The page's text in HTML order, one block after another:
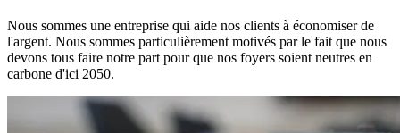
Nous sommes une entreprise qui aide nos clients à économiser de
l'argent. Nous sommes particulièrement motivés par le fait que nous
devons tous faire notre part pour que nos foyers soient neutres en
carbone d'ici 2050.